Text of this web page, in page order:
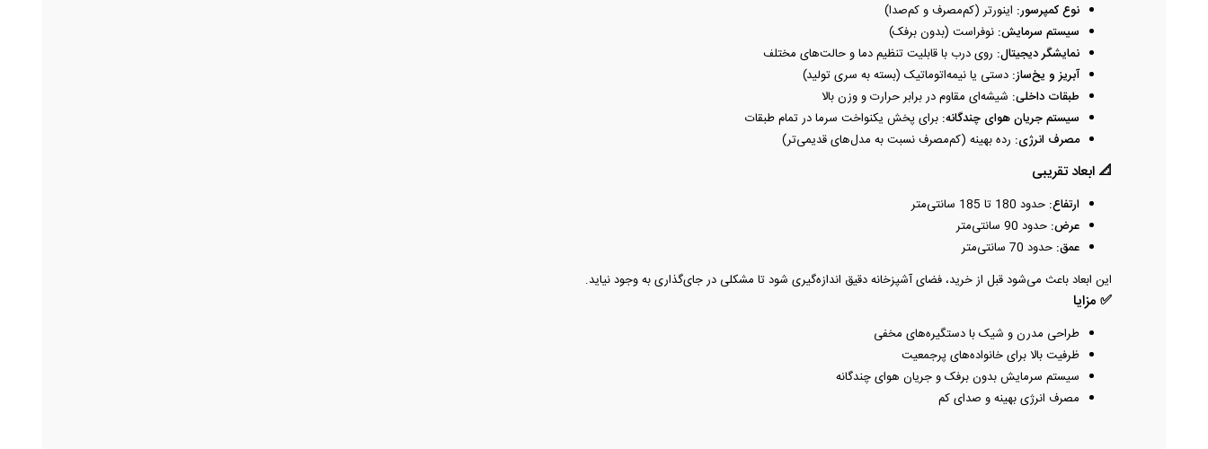
نوع کمپرسور: اینورتر (کم‌مصرف و کم‌صدا)
سیستم سرمایش: نوفراست (بدون برفک)
نمایشگر دیجیتال: روی درب با قابلیت تنظیم دما و حالت‌های مختلف
آبریز و یخ‌ساز: دستی یا نیمه‌اتوماتیک (بسته به سری تولید)
طبقات داخلی: شیشه‌ای مقاوم در برابر حرارت و وزن بالا
سیستم جریان هوای چندگانه: برای پخش یکنواخت سرما در تمام طبقات
مصرف انرژی: رده بهینه (کم‌مصرف نسبت به مدل‌های قدیمی‌تر)
📐 ابعاد تقریبی
ارتفاع: حدود 180 تا 185 سانتی‌متر
عرض: حدود 90 سانتی‌متر
عمق: حدود 70 سانتی‌متر
این ابعاد باعث می‌شود قبل از خرید، فضای آشپزخانه دقیق اندازه‌گیری شود تا مشکلی در جای‌گذاری به وجود نیاید.
✅ مزایا
طراحی مدرن و شیک با دستگیره‌های مخفی
ظرفیت بالا برای خانواده‌های پرجمعیت
سیستم سرمایش بدون برفک و جریان هوای چندگانه
مصرف انرژی بهینه و صدای کم